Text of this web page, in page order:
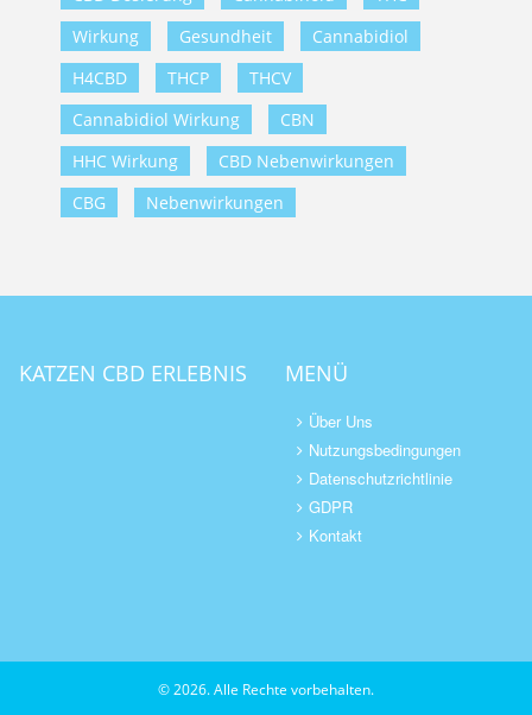
Wirkung
Gesundheit
Cannabidiol
H4CBD
THCP
THCV
Cannabidiol Wirkung
CBN
HHC Wirkung
CBD Nebenwirkungen
CBG
Nebenwirkungen
KATZEN CBD ERLEBNIS MENÜ
Über Uns
Nutzungsbedingungen
Datenschutzrichtlinie
GDPR
Kontakt
© 2026. Alle Rechte vorbehalten.